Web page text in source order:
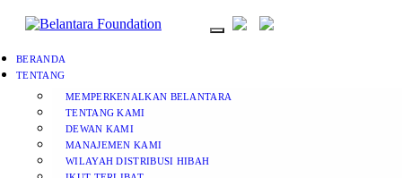
BERANDA
TENTANG
MEMPERKENALKAN BELANTARA
TENTANG KAMI
DEWAN KAMI
MANAJEMEN KAMI
WILAYAH DISTRIBUSI HIBAH